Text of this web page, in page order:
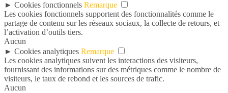
► Cookies fonctionnels Remarque
Les cookies fonctionnels supportent des fonctionnalités comme le
partage de contenu sur les réseaux sociaux, la collecte de retours, et
l’activation d’outils tiers.
Aucun
► Cookies analytiques Remarque
Les cookies analytiques suivent les interactions des visiteurs,
fournissant des informations sur des métriques comme le nombre de
visiteurs, le taux de rebond et les sources de trafic.
Aucun